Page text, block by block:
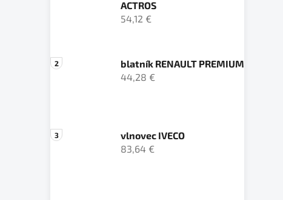
ACTROS
54,12 €
blatník RENAULT PREMIUM
44,28 €
vlnovec IVECO
83,64 €